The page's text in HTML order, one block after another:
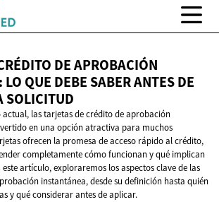
DE APROBACIÓN
QUE DEBE SABER ANTES DE
SOLICITUD
las tarjetas de crédito de aprobación
en una opción atractiva para muchos
ofrecen la promesa de acceso rápido al crédito,
completamente cómo funcionan y qué implican
artículo, exploraremos los aspectos clave de las
instantánea, desde su definición hasta quién
y qué considerar antes de aplicar.